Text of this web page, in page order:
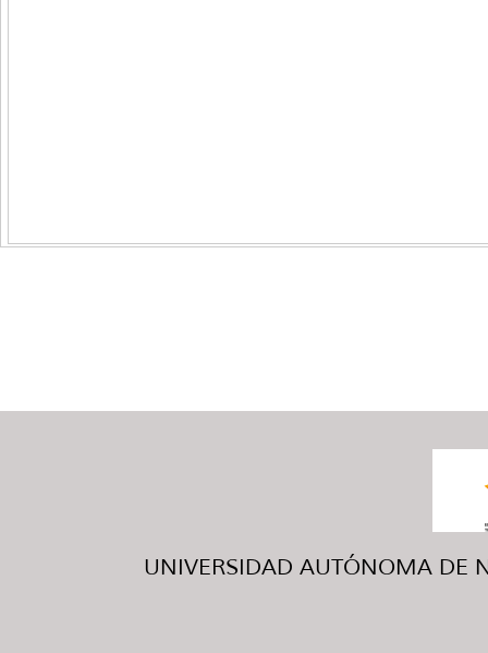
UNIVERSIDAD AUTÓNOMA DE